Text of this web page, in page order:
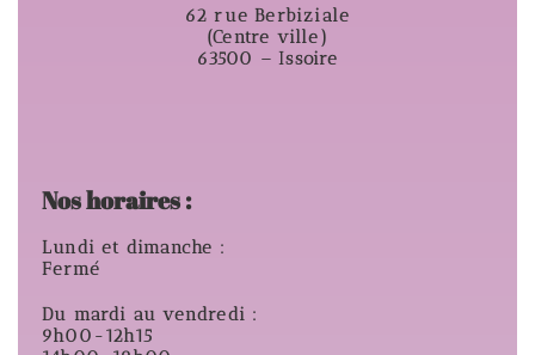
62 rue Berbiziale
(Centre ville)
63500 – Issoire
Nos horaires :
Lundi et dimanche :
Fermé
Du mardi au vendredi :
9h00-12h15